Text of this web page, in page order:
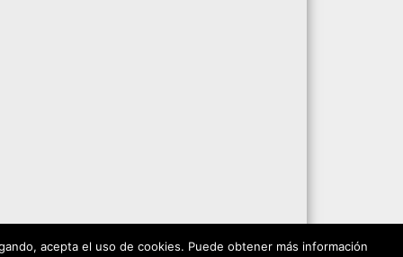
acepta el uso de cookies. Puede obtener más información